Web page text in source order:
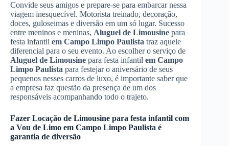
Convide seus amigos e prepare-se para embarcar nessa
viagem inesquecível. Motorista treinado, decoração,
doces, guloseimas e diversão em um só lugar. Sucesso
entre meninos e meninas, Aluguel de Limousine para
festa infantil em Campo Limpo Paulista traz aquele
diferencial para o seu evento. Ao escolher o serviço de
Aluguel de Limousine para festa infantil em Campo
Limpo Paulista para festejar o aniversário de seus
pequenos nesses carros de luxo, é importante saber que
a empresa faz questão da presença de um dos
responsáveis acompanhando todo o trajeto.
Fazer Locação de Limousine para festa infantil com
a Vou de Limo em Campo Limpo Paulista é
garantia de diversão